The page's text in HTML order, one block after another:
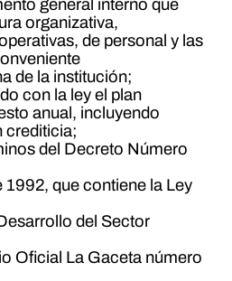
general interno que
organizativa,
de personal y las
de la institución;
con la ley el plan
anual, incluyendo
crediticia;
del Decreto Número
1992, que contiene la Ley
del Sector
Oficial La Gaceta número